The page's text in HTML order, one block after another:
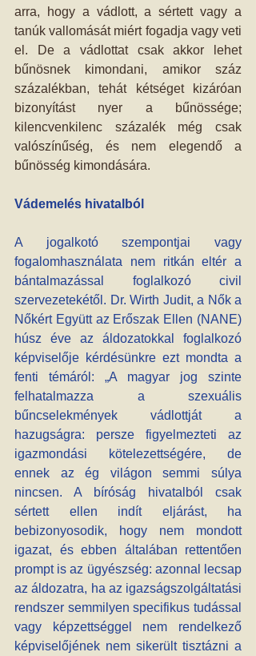
arra, hogy a vádlott, a sértett vagy a
tanúk vallomását miért fogadja vagy veti
el. De a vádlottat csak akkor lehet
bűnösnek kimondani, amikor száz
százalékban, tehát kétséget kizáróan
bizonyítást nyer a bűnössége;
kilencvenkilenc százalék még csak
valószínűség, és nem elegendő a
bűnösség kimondására.
Vádemelés hivatalból
A jogalkotó szempontjai vagy
fogalomhasználata nem ritkán eltér a
bántalmazással foglalkozó civil
szervezetekétől. Dr. Wirth Judit, a Nők a
Nőkért Együtt az Erőszak Ellen (NANE)
húsz éve az áldozatokkal foglalkozó
képviselője kérdésünkre ezt mondta a
fenti témáról: „A magyar jog szinte
felhatalmazza a szexuális
bűncselekmények vádlottját a
hazugságra: persze figyelmezteti az
igazmondási kötelezettségére, de
ennek az ég világon semmi súlya
nincsen. A bíróság hivatalból csak
sértett ellen indít eljárást, ha
bebizonyosodik, hogy nem mondott
igazat, és ebben általában rettentően
prompt is az ügyészség: azonnal lecsap
az áldozatra, ha az igazságszolgáltatási
rendszer semmilyen specifikus tudással
vagy képzettséggel nem rendelkező
képviselőjének nem sikerült tisztázni a